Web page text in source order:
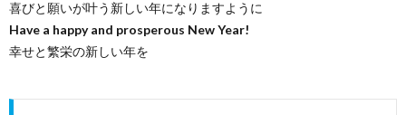
喜びと願いが叶う新しい年になりますように
Have a happy and prosperous New Year!
幸せと繁栄の新しい年を